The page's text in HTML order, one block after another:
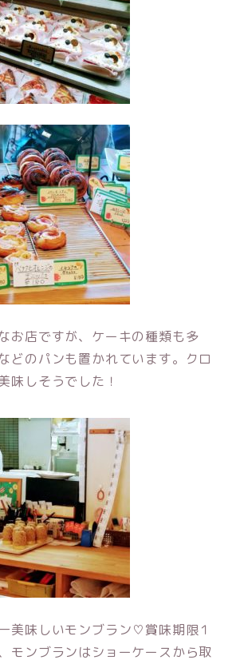
お店ですが、ケーキの種類も多
どのパンも置かれています。クロ
味しそうでした！
美味しいモンブラン♡賞味期限１
モンブランはショーケースから取